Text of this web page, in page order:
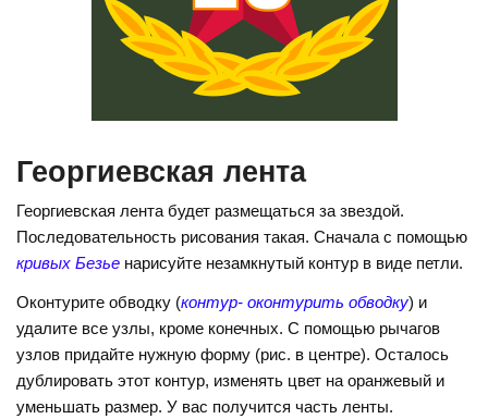
Георгиевская лента
Георгиевская лента будет размещаться за звездой.
Последовательность рисования такая. Сначала с помощью
кривых Безье нарисуйте незамкнутый контур в виде петли.
Оконтурите обводку (контур- оконтурить обводку) и
удалите все узлы, кроме конечных. С помощью рычагов
узлов придайте нужную форму (рис. в центре). Осталось
дублировать этот контур, изменять цвет на оранжевый и
уменьшать размер. У вас получится часть ленты.